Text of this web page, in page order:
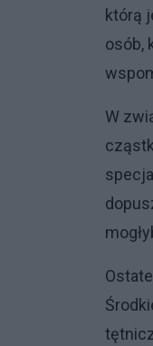
którą
osób,
W